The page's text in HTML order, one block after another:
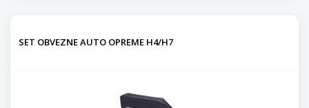
SET OBVEZNE AUTO OPREME H4/H7